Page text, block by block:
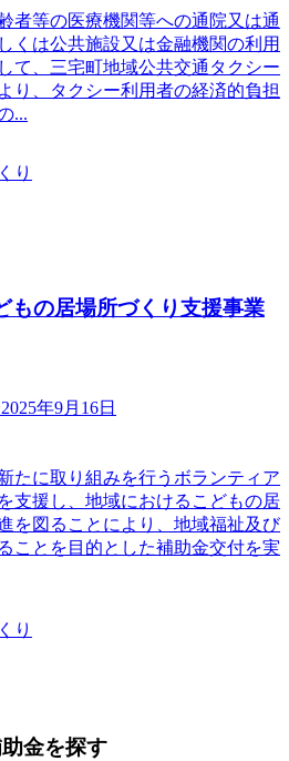
者等の医療機関等への通院又は通
くは公共施設又は金融機関の利用
て、三宅町地域公共交通タクシー
り、タクシー利用者の経済的負担
...
り
もの居場所づくり支援事業
年9月16日
たに取り組みを行うボランティア
支援し、地域におけるこどもの居
を図ることにより、地域福祉及び
ことを目的とした補助金交付を実
り
金を探す